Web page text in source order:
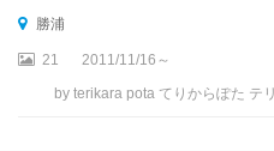
勝浦
21
2011/11/16～
by terikara pota てりからぽた テ